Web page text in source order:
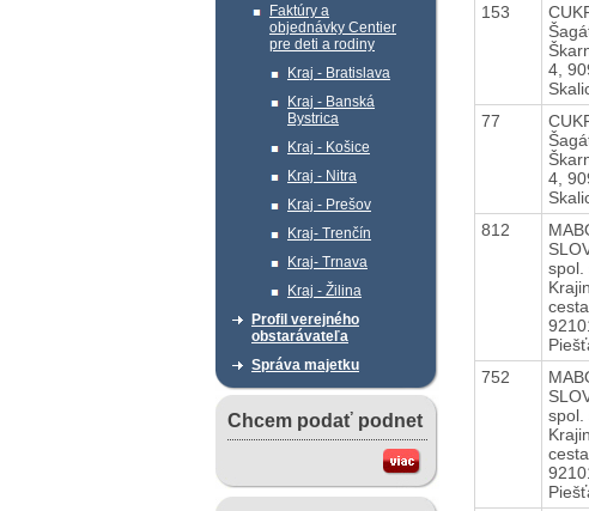
Faktúry a
objednávky Centier
pre deti a rodiny
Kraj - Bratislava
Kraj - Banská
Bystrica
Kraj - Košice
Kraj - Nitra
Kraj - Prešov
Kraj- Trenčín
Kraj- Trnava
Kraj - Žilina
Profil verejného
obstarávateľa
Správa majetku
Chcem podať podnet
153
4,
77
4,
812
spol.
cesta
752
spol.
cesta